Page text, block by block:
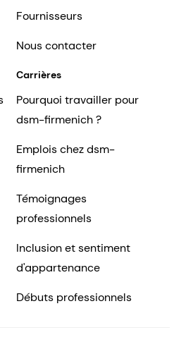
Fournisseurs
Nous contacter
Carrières
Pourquoi travailler pour
dsm-firmenich ?
Emplois chez dsm-
firmenich
Témoignages
professionnels
Inclusion et sentiment
d'appartenance
Débuts professionnels